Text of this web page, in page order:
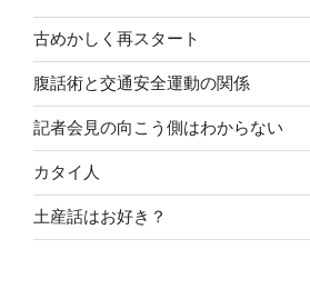
古めかしく再スタート
腹話術と交通安全運動の関係
記者会見の向こう側はわからない
カタイ人
土産話はお好き？